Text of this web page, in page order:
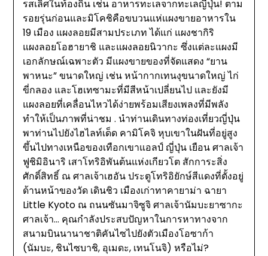
รสเลิศในท้องถิ่น เช่น อาหารทะเลจากทะเลญี่ปุ่น! ตาม
รอยรุ่นก่อนและมิโคชิคือขบวนแห่แผงขายอาหารใน
19 เมือง แผงลอยมีสามประเภท ได้แก่ แผงชากิริ
แผงลอยโอฮายาชิ และแผงลอยนิวากะ ซึ่งแต่ละแผงมี
เอกลักษณ์เฉพาะตัว มีแผงขายของที่จัดแสดง “ยาน
พาหนะ” ขนาดใหญ่ เช่น หน้ากากเทนงุขนาดใหญ่ ไก่
ขี่กลอง และโฮเทซามะที่มีสีหน้าเปลี่ยนไป และยังมี
แผงลอยที่เคลื่อนไหวได้ง่ายพร้อมเสียงเพลงที่มีพลัง
ทำให้เป็นภาพที่น่าชม . นำท่านเดินทางท่องเที่ยวญี่ปุ่น
พาท่านไปยังไฮไลท์เด็ด คามิโคจิ หุบเขาในฝันที่อยู่สูง
ขึ้นไปทางเหนือของเทือกเขาแอลป์ ญี่ปุ่น เยือน ศาลเจ้า
ฟูชิมิอินาริ เสาโทริอิพันต้นแห่งเกียวโต สักการะสิ่ง
ศักดิ์สิทธิ์ ณ ศาลเจ้าเฮอัน ประตูโทริอิยักษ์สีแดงที่ตั้งอยู่
ด้านหน้าของวัด เดินชิว เมืองเก่าทาคายาม่า ฉายา
Little Kyoto ณ ถนนซันมาจิซูจิ ศาลเจ้านัมบะยาซากะ
ศาลเจ้า… คุณกำลังประสบปัญหาในการหาทางจาก
สนามบินนานาชาติคันไซไปยังตัวเมืองโอซาก้า
(นัมบะ, ชินไซบาชิ, อุเมดะ, เทนโนจิ) หรือไม่?